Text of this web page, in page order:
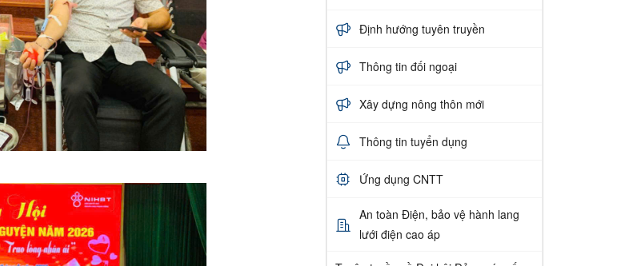
Định hướng tuyên truyền
Thông tin đối ngoại
Xây dựng nông thôn mới
Thông tin tuyển dụng
Ứng dụng CNTT
An toàn Điện, bảo vệ hành lang
lưới điện cao áp